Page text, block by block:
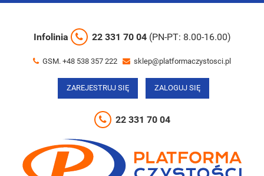
Infolinia 22 331 70 04 (PN-PT: 8.00-16.00)
GSM. +48 538 357 222 sklep@platformaczystosci.pl
ZAREJESTRUJ SIĘ ZALOGUJ SIĘ
22 331 70 04